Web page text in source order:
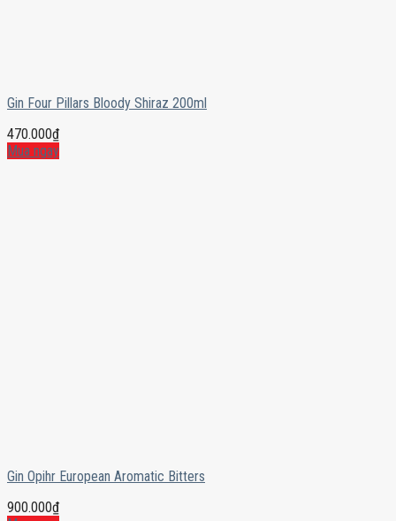
Gin Four Pillars Bloody Shiraz 200ml
470.000₫
Mua ngay
Gin Opihr European Aromatic Bitters
900.000₫